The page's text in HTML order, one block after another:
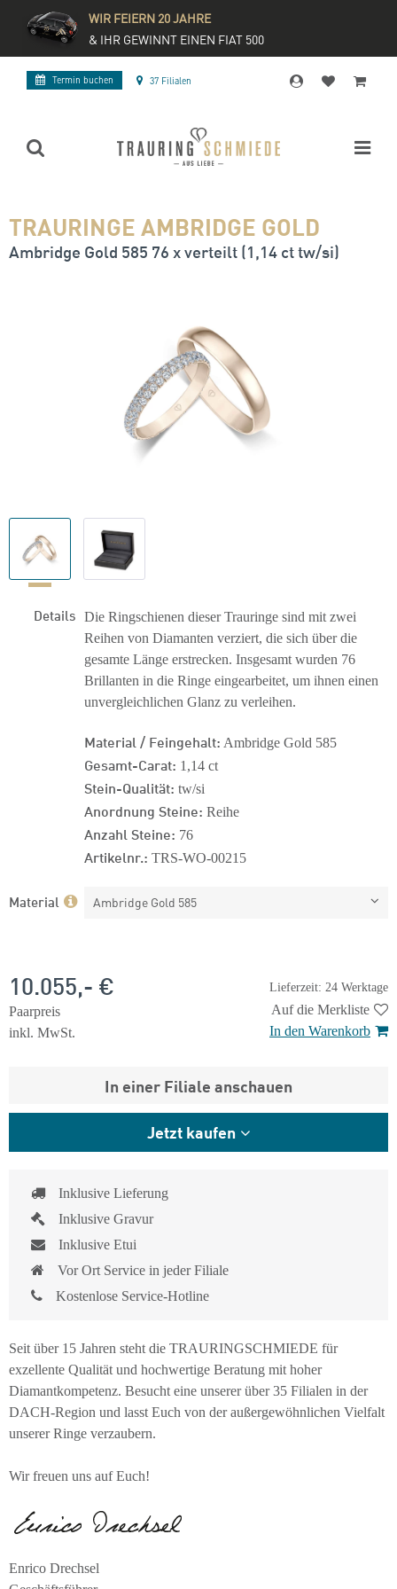
WIR FEIERN 20 JAHRE
& IHR GEWINNT EINEN FIAT 500
Termin buchen 37 Filialen
TRAURINGE AMBRIDGE GOLD
Ambridge Gold 585 76 x verteilt (1,14 ct tw/si)
Details Die Ringschienen dieser Trauringe sind mit zwei
Reihen von Diamanten verziert, die sich über die
gesamte Länge erstrecken. Insgesamt wurden 76
Brillanten in die Ringe eingearbeitet, um ihnen einen
unvergleichlichen Glanz zu verleihen.
Material / Feingehalt: Ambridge Gold 585
Gesamt-Carat: 1,14 ct
Stein-Qualität: tw/si
Anordnung Steine: Reihe
Anzahl Steine: 76
Artikelnr.: TRS-WO-00215
Material Ambridge Gold 585
Lieferzeit: 24 Werktage
10.055,- €
Paarpreis
inkl. MwSt.
Auf die Merkliste
In den Warenkorb
In einer Filiale anschauen
Jetzt kaufen
Inklusive Lieferung
Inklusive Gravur
Inklusive Etui
Vor Ort Service in jeder Filiale
Kostenlose Service-Hotline
Seit über 15 Jahren steht die TRAURINGSCHMIEDE für
exzellente Qualität und hochwertige Beratung mit hoher
Diamantkompetenz. Besucht eine unserer über 35 Filialen in der
DACH-Region und lasst Euch von der außergewöhnlichen Vielfalt
unserer Ringe verzaubern.
Wir freuen uns auf Euch!
Enrico Drechsel